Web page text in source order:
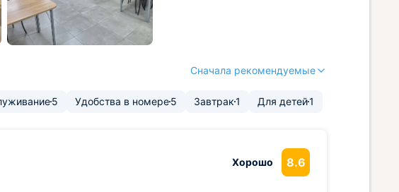
Сначала рекомендуемые
5 Удобства в номере5 Завтрак1 Для детей1
Хорошо 8.6